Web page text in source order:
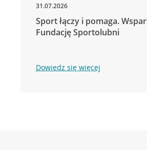
31.07.2026
Sport łączy i pomaga.
Fundację Sportolubni
Dowiedz się więcej